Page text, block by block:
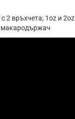
2 връхчета; 1oz и 2oz
макародържач